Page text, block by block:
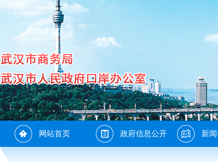
网站首页 政府信息公开 新